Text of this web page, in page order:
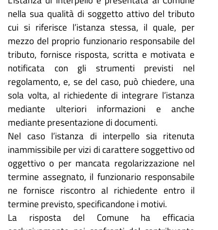
nella sua qualità di soggetto attivo del tributo
cui si riferisce l’istanza stessa, il quale, per
mezzo del proprio funzionario responsabile del
tributo, fornisce risposta, scritta e motivata e
notificata con gli strumenti previsti nel
regolamento, e, se del caso, può chiedere, una
sola volta, al richiedente di integrare l’istanza
mediante ulteriori informazioni e anche
mediante presentazione di documenti.
Nel caso l’istanza di interpello sia ritenuta
inammissibile per vizi di carattere soggettivo od
oggettivo o per mancata regolarizzazione nel
termine assegnato, il funzionario responsabile
ne fornisce riscontro al richiedente entro il
termine previsto, specificandone i motivi.
La risposta del Comune ha efficacia